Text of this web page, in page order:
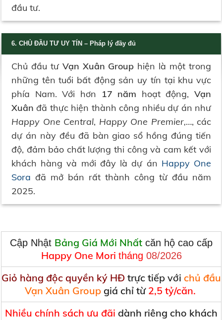
đầu tư.
6. CHỦ ĐẦU TƯ UY TÍN – Pháp lý đầy đủ
Chủ đầu tư Vạn Xuân Group hiện là một trong
những tên tuổi bất động sản uy tín tại khu vực
phía Nam. Với hơn
17 năm hoạt động, Vạn
Xuân đã thực hiện thành công nhiều dự án như
Happy One Central, Happy One Premier,…, các
dự án này đều đã bàn giao sổ hồng đúng tiến
độ, đảm bảo chất lượng thi công và cam kết với
khách hàng và mới đây là dự án Happy One
Sora đã mở bán rất thành công từ đầu năm
2025.
Cập Nhật Bảng Giá Mới Nhất căn hộ cao cấp
Happy One Mori tháng 08/2026
Giỏ hàng độc quyền ký HĐ trực tiếp với chủ đầu
Vạn Xuân Groupgiá chỉ từ2,5 tỷ/căn.
Nhiều chính sách ưu đãi dành riêng cho khách